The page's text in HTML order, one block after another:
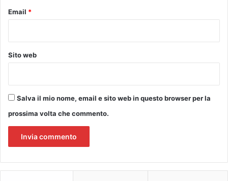
i
a
c
a
s
e
r
e
Email *
Sito web
Salva il mio nome, email e sito web in questo browser per la
prossima volta che commento.